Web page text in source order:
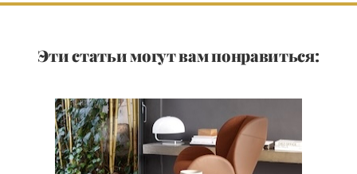
Эти статьи могут вам понравиться: